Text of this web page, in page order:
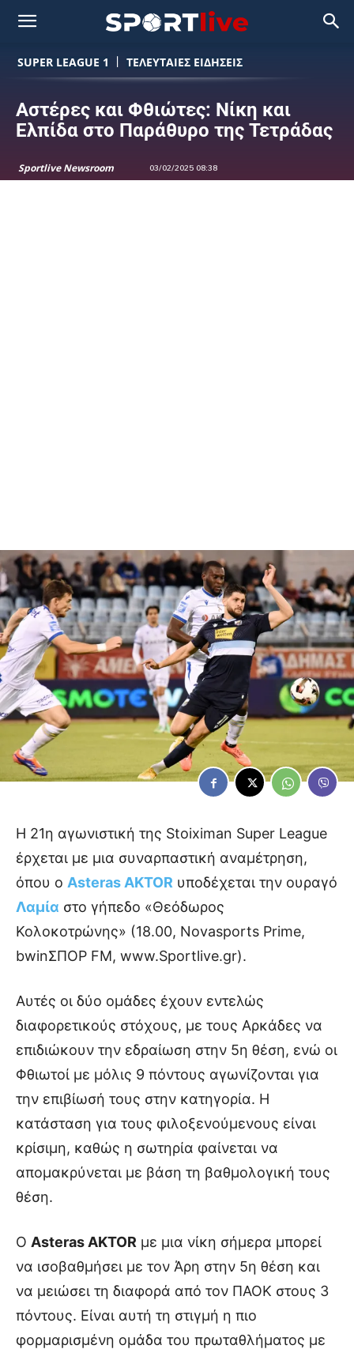
SUPER LEAGUE 1 ΤΕΛΕΥΤΑΙΕΣ ΕΙΔΗΣΕΙΣ
Αστέρες και Φθιώτες: Νίκη και
Ελπίδα στο Παράθυρο της Τετράδας
Sportlive Newsroom 03/02/2025 08:38
Η 21η αγωνιστική της Stoiximan Super League
έρχεται με μια συναρπαστική αναμέτρηση,
όπου ο Asteras AKTOR υποδέχεται την ουραγό
Λαμία στο γήπεδο «Θεόδωρος
Κολοκοτρώνης» (18.00, Novasports Prime,
bwinΣΠΟΡ FM, www.Sportlive.gr).
Αυτές οι δύο ομάδες έχουν εντελώς
διαφορετικούς στόχους, με τους Αρκάδες να
επιδιώκουν την εδραίωση στην 5η θέση, ενώ οι
Φθιωτοί με μόλις 9 πόντους αγωνίζονται για
την επιβίωσή τους στην κατηγορία. Η
κατάσταση για τους φιλοξενούμενους είναι
κρίσιμη, καθώς η σωτηρία φαίνεται να
απομακρύνεται με βάση τη βαθμολογική τους
θέση.
Ο Asteras AKTOR με μια νίκη σήμερα μπορεί
να ισοβαθμήσει με τον Άρη στην 5η θέση και
να μειώσει τη διαφορά από τον ΠΑΟΚ στους 3
πόντους. Είναι αυτή τη στιγμή η πιο
φορμαρισμένη ομάδα του πρωταθλήματος με